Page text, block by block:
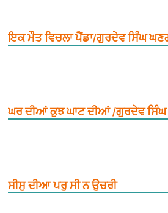
ਇਕ ਮੌਤ ਵਿਚਲਾ ਪੈਂਡਾ/ਗੁਰਦੇਵ ਸਿੰਘ
ਘਰ ਦੀਆਂ ਕੁਝ ਘਾਟ ਦੀਆਂ /ਗੁਰਦੇਵ
ਸੀਸੁ ਦੀਆ ਪਰੁ ਸੀ ਨ ਉਚਰੀ